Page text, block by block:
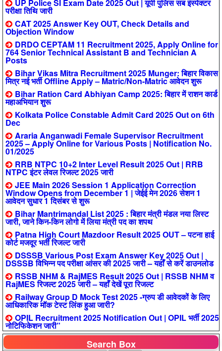
UP Police SI Exam Date 2025 Out | यूपी पुलिस सब इंस्पेक्टर
परीक्षा तिथि जारी
CAT 2025 Answer Key OUT, Check Details and
Objection Window
DRDO CEPTAM 11 Recruitment 2025, Apply Online for
764 Senior Technical Assistant B and Technician A
Posts
Bihar Vikas Mitra Recruitment 2025 Munger: बिहार विकास
मित्र नई भर्ती Offline Apply – Matric/Non-Matric आवेदन शुरू
Bihar Ration Card Abhiyan Camp 2025: बिहार में राशन कार्ड
महाअभियान शुरू
Kolkata Police Constable Admit Card 2025 Out on 6th
Dec
Araria Anganwadi Female Supervisor Recruitment
2025 – Apply Online for Various Posts | Notification No.
01/2025
RRB NTPC 10+2 Inter Level Result 2025 Out | RRB
NTPC इंटर लेवल रिजल्ट 2025 जारी
JEE Main 2026 Session 1 Application Correction
Window Opens from December 1 | जेईई मेन 2026 सेशन 1
आवेदन सुधार 1 दिसंबर से शुरू
Bihar Mantrimandal List 2025 : बिहार मंत्री मंडल नया लिस्ट
जारी, जाने किन-किन लोगो में लिया मंत्री पद का शपथ
Patna High Court Mazdoor Result 2025 OUT – पटना हाई
कोर्ट मजदूर भर्ती रिजल्ट जारी
DSSSB Various Post Exam Answer Key 2025 Out |
DSSSB विभिन्न पद परीक्षा आंसर की 2025 जारी – यहाँ से करें डाउनलोड
RSSB NHM & RajMES Result 2025 Out | RSSB NHM व
RajMES रिजल्ट 2025 जारी – यहाँ देखें पूरा रिजल्ट
Railway Group D Mock Test 2025 -ग्रुप डी आवेदकों के लिए
आधिकारिक मॉक टेस्ट लिंक हुआ जारी?
OPIL Recruitment 2025 Notification Out | OPIL भर्ती 2025
नोटिफिकेशन जारी”
Search Box